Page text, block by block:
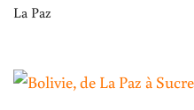
La Paz